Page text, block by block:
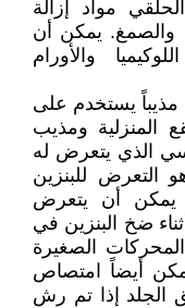
مواد إزالة
والصمغ. يمكن أن
والأورام
مذيباً يستخدم على
المنزلية ومذيب
الذي يتعرض له
التعرض للبنزين
يمكن أن يتعرض
ضخ البنزين في
الصغيرة
أيضاً امتصاص
الجلد إذا تم رش